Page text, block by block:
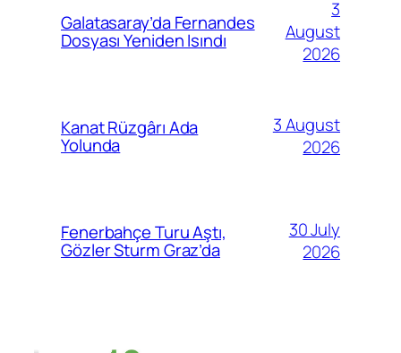
Galatasaray’da Fernandes
Dosyası Yeniden Isındı
3
August
2026
Kanat Rüzgârı Ada
Yolunda
3 August
2026
Fenerbahçe Turu Aştı,
Gözler Sturm Graz’da
30 July
2026